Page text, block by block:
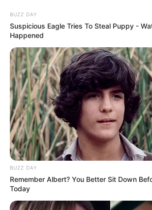
content
Omas
September 12, 2025 by
BUZZ DAY
Suspicious Eagle Tries To Steal Puppy -
Happened
BUZZ DAY
Remember Albert? You Better Sit Down
Today